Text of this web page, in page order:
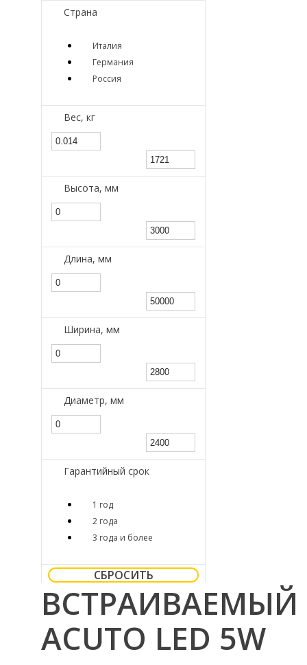
Страна
Италия
Германия
Россия
Вес, кг
Высота, мм
Длина, мм
Ширина, мм
Диаметр, мм
Гарантийный срок
1 год
2 года
3 года и более
СБРОСИТЬ
ВСТРАИВАЕМЫЙ
ACUTO LED 5W